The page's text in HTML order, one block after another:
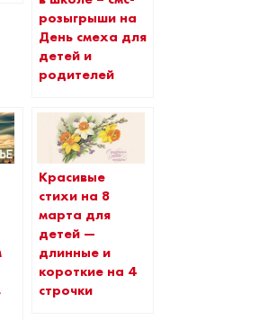
розыгрыши на
День смеха для
детей и
родителей
Красивые
стихи на 8
марта для
детей —
длинные и
короткие на 4
строчки